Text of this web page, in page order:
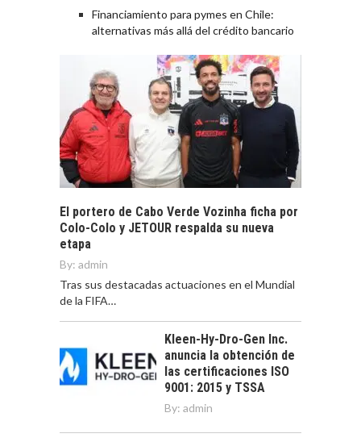
Financiamiento para pymes en Chile:
alternativas más allá del crédito bancario
El portero de Cabo Verde Vozinha ficha por
Colo-Colo y JETOUR respalda su nueva
etapa
By: admin
Tras sus destacadas actuaciones en el Mundial
de la FIFA…
Kleen-Hy-Dro-Gen Inc.
anuncia la obtención de
las certificaciones ISO
9001: 2015 y TSSA
By: admin